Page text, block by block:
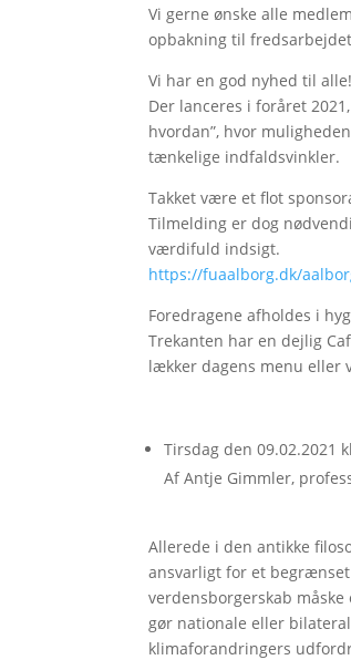
Vi gerne ønske alle
opbakning til
Vi har en god nyhed til alle!
Der lanceres i foråret
hvordan”, hvor
tænkelige indfaldsvinkler.
Takket være et flot
Tilmelding er dog
værdifuld indsigt.
https://fuaalborg.dk/
Foredragene afholdes i
Trekanten har en dejlig
lækker dagens menu eller
Tirsdag den 09.02.2021
Af Antje Gimmler,
Allerede i den antikke
ansvarligt for et
verdensborgerskab
gør nationale eller
klimaforandringers